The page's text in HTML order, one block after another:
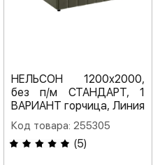
НЕЛЬСОН 1200х2000,
без п/м СТАНДАРТ, 1
ВАРИАНТ горчица, Линия
Код товара: 255305
(5)